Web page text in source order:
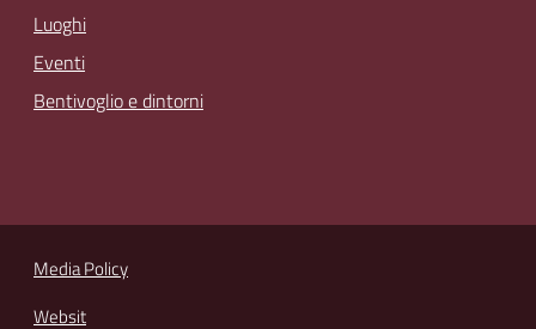
Luoghi
Eventi
Bentivoglio e dintorni
Media Policy
Websit